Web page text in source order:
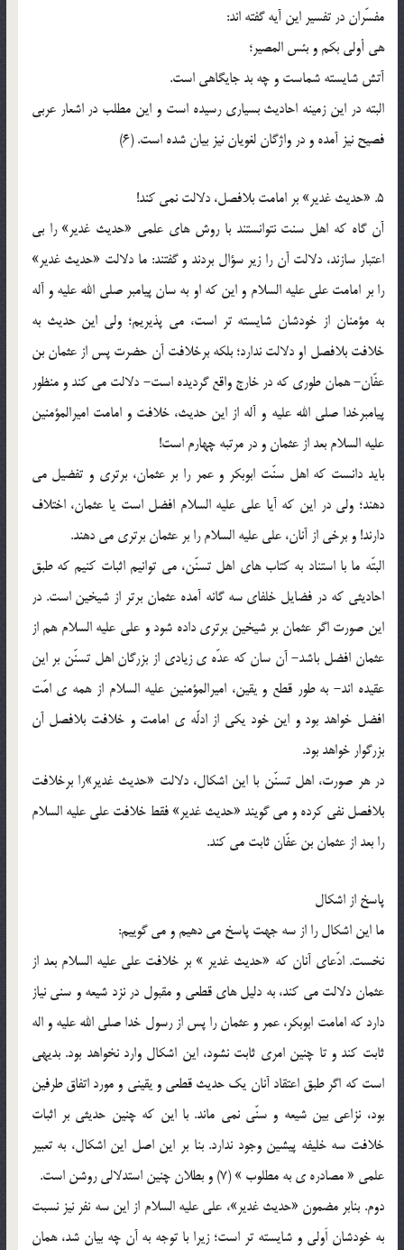
مفسّران در تفسير اين آيه گفته اند:
هي أولي بكم و بئس المصير؛
آتش شايسته شماست و چه بد جايگاهي است.
البته در اين زمينه احاديث بسياري رسيده است و اين مطلب در اشعار عربي
فصيح نيز آمده و در واژگان لغويان نيز بيان شده است. (6)
5. «حديث غدير» بر امامت بلافصل، دلالت نمي كند!
آن گاه كه اهل سنت نتوانستند با روش هاي علمي «حديث غدير» را بي
اعتبار سازند، دلالت آن را زير سؤال بردند و گفتند: ما دلالت «حديث غدير»
را بر امامت علي عليه السلام و اين كه او به سان پيامبر صلي الله عليه و آله
به مؤمنان از خودشان شايسته تر است، مي پذيريم؛ ولي اين حديث به
خلافت بلافصل او دلالت ندارد؛ بلكه برخلافت آن حضرت پس از عثمان بن
عفّان- همان طوري كه در خارج واقع گرديده است- دلالت مي كند و منظور
پيامبرخدا صلي الله عليه و آله از اين حديث، خلافت و امامت اميرالمؤمنين
عليه السلام بعد از عثمان و در مرتبه چهارم است!
بايد دانست كه اهل سنّت ابوبكر و عمر را بر عثمان، برتري و تفضيل مي
دهند؛ ولي در اين كه آيا علي عليه السلام افضل است يا عثمان، اختلاف
دارند! و برخي از آنان، علي عليه السلام را بر عثمان برتري مي دهند.
البتّه ما با استناد به كتاب هاي اهل تسنّن، مي توانيم اثبات كنيم كه طبق
احاديثي كه در فضايل خلفاي سه گانه آمده عثمان برتر از شيخين است. در
اين صورت اگر عثمان بر شيخين برتري داده شود و علي عليه السلام هم از
عثمان افضل باشد- آن سان كه عدّه ي زيادي از بزرگان اهل تسنّن بر اين
عقيده اند- به طور قطع و يقين، اميرالمؤمنين عليه السلام از همه ي امّت
افضل خواهد بود و اين خود يكي از ادلّه ي امامت و خلافت بلافصل آن
بزرگوار خواهد بود.
در هر صورت، اهل تسنّن با اين اشكال، دلالت «حديث غدير»‌را برخلافت
بلافصل نفي كرده و مي گويند «حديث غدير» فقط خلافت علي عليه السلام
را بعد از عثمان بن عفّان ثابت مي كند.
پاسخ از اشكال
ما اين اشكال را از سه جهت پاسخ مي دهيم و مي گوييم:
نخست. ادّعاي آنان كه «حديث غدير » بر خلافت علي عليه السلام بعد از
عثمان دلالت مي كند، به دليل هاي قطعي و مقبول در نزد شيعه و سني نياز
دارد كه امامت ابوبكر، عمر و عثمان را پس از رسول خدا صلي الله عليه و اله
ثابت كند و تا چنين امري ثابت نشود، اين اشكال وارد نخواهد بود. بديهي
است كه اگر طبق اعتقاد آنان يك حديث قطعي و يقيني و مورد اتفاق طرفين
بود، نزاعي بين شيعه و سنّي نمي ماند. با اين كه چنين حديثي بر اثبات
خلافت سه خليفه پيشين وجود ندارد. بنا بر اين اصل اين اشكال، به تعبير
علمي « مصادره ي به مطلوب » (7) و بطلان چنين استدلالي روشن است.
دوم. بنابر مضمون «حديث غدير»، علي عليه السلام از اين سه نفر نيز نسبت
به خودشان اَولي و شايسته تر است؛ زيرا با توجه به آن چه بيان شد، همان